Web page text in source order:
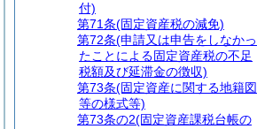
付)
第71条(固定資産税の減免)
第72条(申請又は申告をしなかっ
たことによる固定資産税の不足
税額及び延滞金の徴収)
第73条(固定資産に関する地籍図
等の様式等)
第73条の2(固定資産課税台帳の